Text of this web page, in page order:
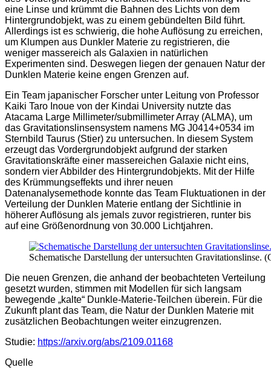
eine Linse und krümmt die Bahnen des Lichts von dem
Hintergrundobjekt, was zu einem gebündelten Bild führt.
Allerdings ist es schwierig, die hohe Auflösung zu erreichen,
um Klumpen aus Dunkler Materie zu registrieren, die
weniger massereich als Galaxien in natürlichen
Experimenten sind. Deswegen liegen der genauen Natur der
Dunklen Materie keine engen Grenzen auf.
Ein Team japanischer Forscher unter Leitung von Professor
Kaiki Taro Inoue von der Kindai University nutzte das
Atacama Large Millimeter/submillimeter Array (ALMA), um
das Gravitationslinsensystem namens MG J0414+0534 im
Sternbild Taurus (Stier) zu untersuchen. In diesem System
erzeugt das Vordergrundobjekt aufgrund der starken
Gravitationskräfte einer massereichen Galaxie nicht eins,
sondern vier Abbilder des Hintergrundobjekts. Mit der Hilfe
des Krümmungseffekts und ihrer neuen
Datenanalysemethode konnte das Team Fluktuationen in der
Verteilung der Dunklen Materie entlang der Sichtlinie in
höherer Auflösung als jemals zuvor registrieren, runter bis
auf eine Größenordnung von 30.000 Lichtjahren.
Schematische Darstellung der untersuchten Gravitationslinse.
Die neuen Grenzen, die anhand der beobachteten Verteilung
gesetzt wurden, stimmen mit Modellen für sich langsam
bewegende „kalte“ Dunkle-Materie-Teilchen überein. Für die
Zukunft plant das Team, die Natur der Dunklen Materie mit
zusätzlichen Beobachtungen weiter einzugrenzen.
Studie: https://arxiv.org/abs/2109.01168
Quelle